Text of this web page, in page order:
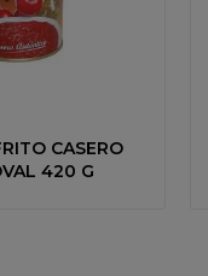
CASERO
420 G